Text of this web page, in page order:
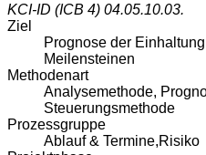
KCI-ID (ICB 4) 04.05.10.03.
Ziel
Prognose der
Meilensteinen
Methodenart
Analysemethode,
Steuerungsmethode
Prozessgruppe
Ablauf & Termine,Risiko